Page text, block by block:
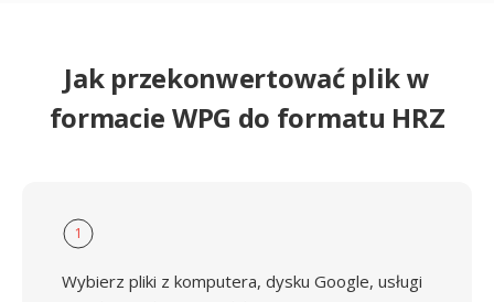
Jak przekonwertować plik w
formacie WPG do formatu HRZ
1
Wybierz pliki z komputera, dysku Google, usługi